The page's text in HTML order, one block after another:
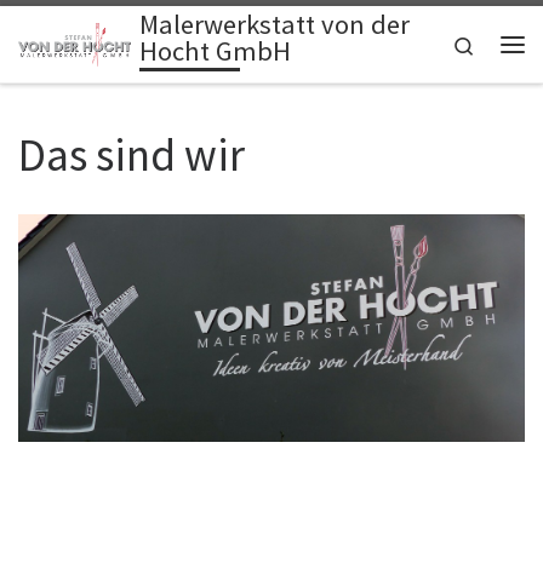
Zum Inhalt springenMalerwerkstatt von der
Hocht GmbH
Search
Das sind wir